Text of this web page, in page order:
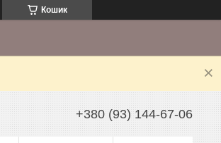
Кошик
+380 (93) 144-67-06